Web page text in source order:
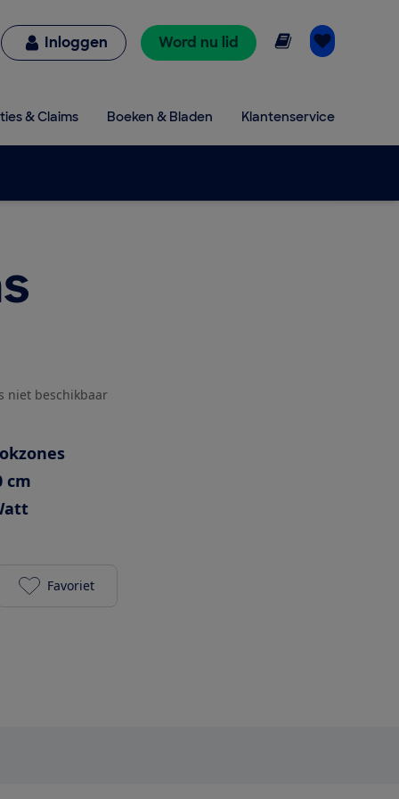
Inloggen Word nu lid Online lezen
& Claims Boeken & Bladen Klantenservice
niet beschikbaar
cm
Siemens EH831HEB1E toevoegen aan je favorieten
Favoriet